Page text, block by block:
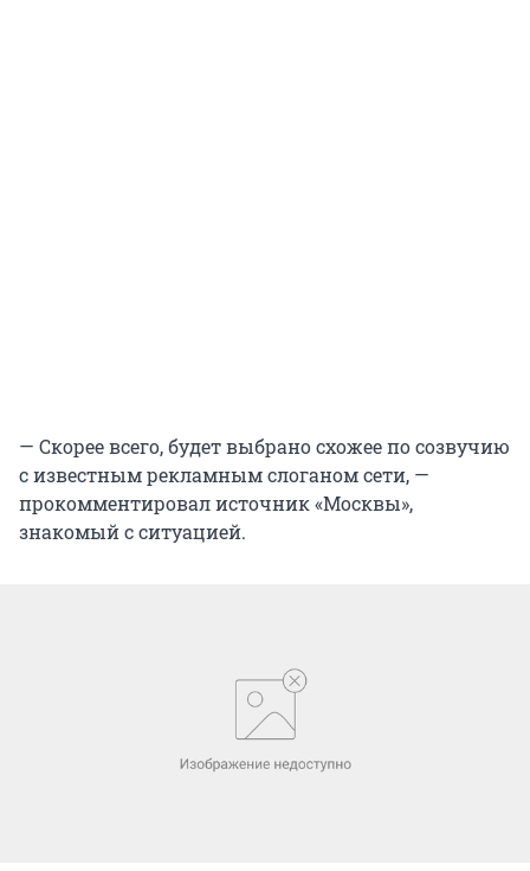
— Скорее всего, будет выбрано схожее по созвучию
с известным рекламным слоганом сети, —
прокомментировал источник «Москвы»,
знакомый с ситуацией.